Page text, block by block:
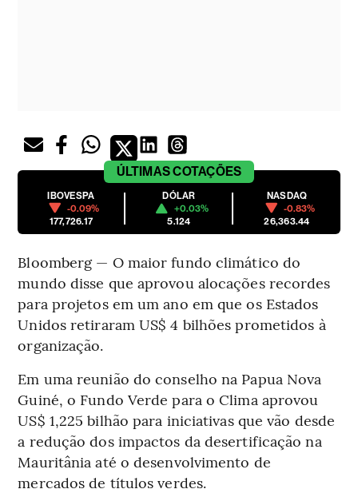
ÚLTIMASCOTAÇÕES
IBOVESPA
-0.09%
177,726.17
DÓLAR
+0.03%
5.124
NASDAQ
-0.83%
26,363.44
Bloomberg — O maior fundo climático do
mundo disse que aprovou alocações recordes
para projetos em um ano em que os Estados
Unidos retiraram US$ 4 bilhões prometidos à
organização.
Em uma reunião do conselho na Papua Nova
Guiné, o Fundo Verde para o Clima aprovou
US$ 1,225 bilhão para iniciativas que vão desde
a redução dos impactos da desertificação na
Mauritânia até o desenvolvimento de
mercados de títulos verdes.